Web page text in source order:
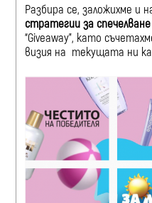
Разбира се, заложихме и
стратегии за
“Giveaway”, като
визия на текущата ни